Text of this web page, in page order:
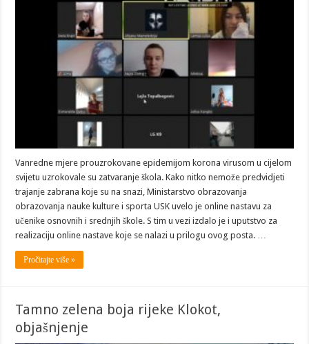
Vanredne mjere prouzrokovane epidemijom korona virusom u cijelom
svijetu uzrokovale su zatvaranje škola. Kako nitko nemože predvidjeti
trajanje zabrana koje su na snazi, Ministarstvo obrazovanja
obrazovanja nauke kulture i sporta USK uvelo je online nastavu za
učenike osnovnih i srednjih škole. S tim u vezi izdalo je i uputstvo za
realizaciju online nastave koje se nalazi u prilogu ovog posta. …
Pročitajte više »
Tamno zelena boja rijeke Klokot,
objašnjenje